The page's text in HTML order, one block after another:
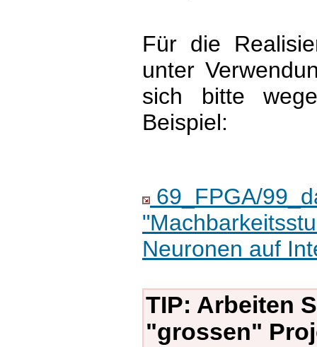
Für die
unter
sich bitte
Beispiel:
69_FPGA/
Neuronen auf
TIP: Arbeiten
"grossen"